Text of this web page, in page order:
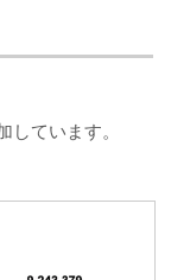
ています。